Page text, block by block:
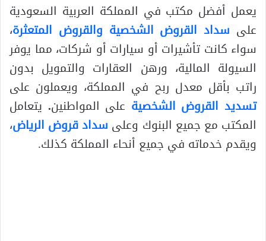
يعمل أفضل مكتب في المملكة العربية السعودية
على سداد القروض الشخصية والقروض المتعثرة،
سواء كانت تأشيرات أو سيارات أو شركات، مما يوفر
السيولة المالية، ورهن العقارات والتمويل بدون
راتب بأقل معدل ربح في المملكة، ويعملون على
تسديد القروض الشخصية على المواطنين. يتعامل
المكتب مع جميع البنوك وعلى سداد قروض الرياض،
ويقدم خدماته في جميع أنحاء المملكة كذلك.